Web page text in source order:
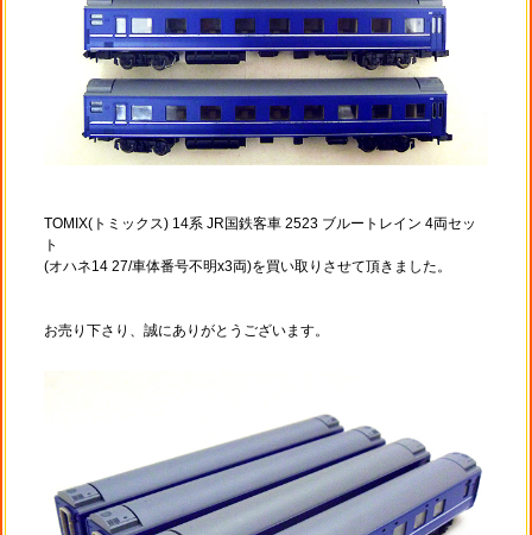
TOMIX(トミックス) 14系 JR国鉄客車 2523 ブルートレイン 4両セッ
ト
(オハネ14 27/車体番号不明x3両)を買い取りさせて頂きました。
お売り下さり、誠にありがとうございます。